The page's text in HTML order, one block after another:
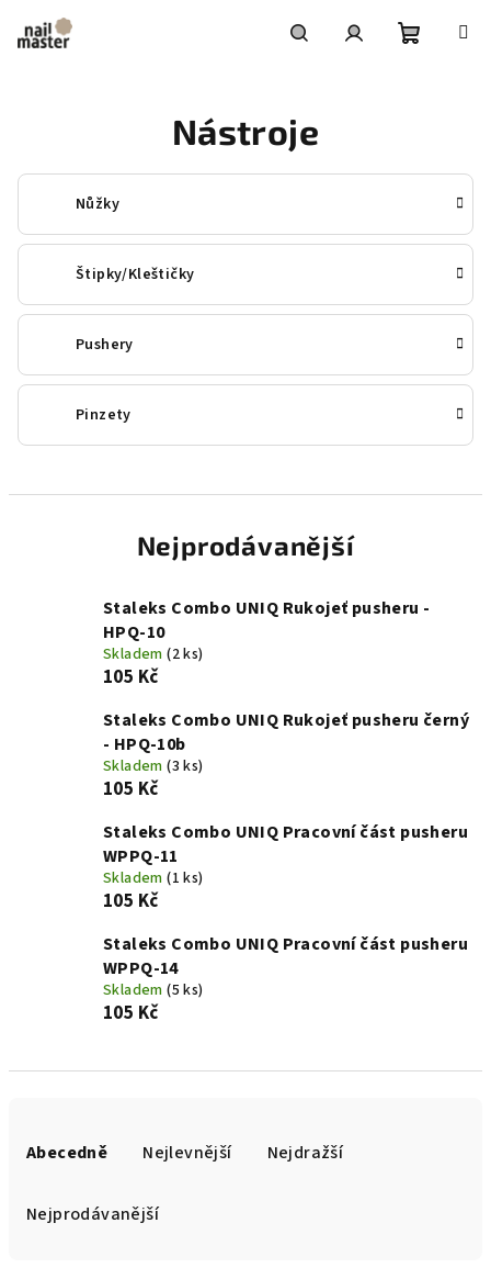
obsah
Nástroje
Nůžky
Štipky/Kleštičky
Pushery
Pinzety
Nejprodávanější
Staleks Combo UNIQ Rukojeť pusheru -
HPQ-10
Skladem(2 ks)
105 Kč
Staleks Combo UNIQ Rukojeť pusheru černý
- HPQ-10b
Skladem(3 ks)
105 Kč
Staleks Combo UNIQ Pracovní část pusheru
WPPQ-11
Skladem(1 ks)
105 Kč
Staleks Combo UNIQ Pracovní část pusheru
WPPQ-14
Skladem(5 ks)
105 Kč
Abecedně Nejlevnější Nejdražší
Nejprodávanější